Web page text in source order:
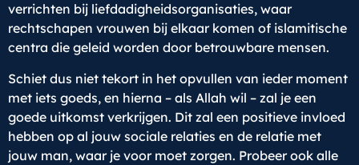
verrichten bij liefdadigheidsorganisaties, waar
rechtschapen vrouwen bij elkaar komen of islamitische
centra die geleid worden door betrouwbare mensen.
Schiet dus niet tekort in het opvullen van ieder moment
met iets goeds, en hierna – als Allah wil – zal je een
goede uitkomst verkrijgen. Dit zal een positieve invloed
hebben op al jouw sociale relaties en de relatie met
jouw man, waar je voor moet zorgen. Probeer ook alle